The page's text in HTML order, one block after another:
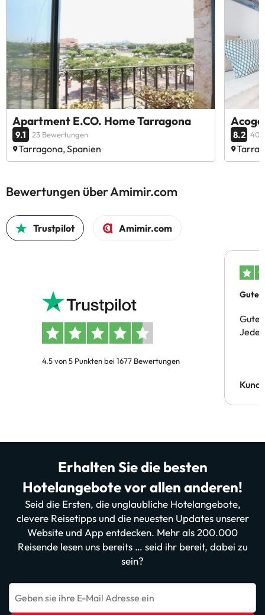
Apartment E.CO. Home Tarragona
9.1 23 Bewertungen
Tarragona, Spanien
8.2 40
Bewertungen über Amimir.com
Trustpilot Amimir.com
4.5 von 5 Punkten bei 1677 Bewertungen
Gutes
Gute
Erhalten Sie die besten
Hotelangebote vor allen anderen!
Seid die Ersten, die unglaubliche Hotelangebote,
clevere Reisetipps und die neuesten Updates unserer
Website und App entdecken. Mehr als 200.000
Reisende lesen uns bereits … seid ihr bereit, dabei zu
sein?
Geben sie ihre E-Mail Adresse ein